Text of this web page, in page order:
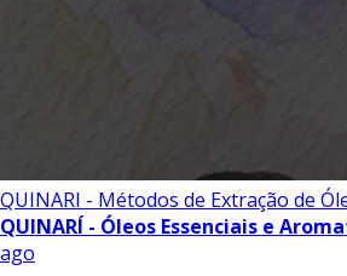
QUINARI - Métodos de Extração de
QUINARÍ - Óleos Essenciais e
ago